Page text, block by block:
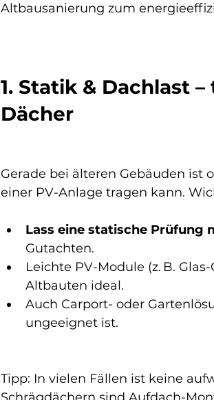
Altbausanierung zum
1. Statik & Dachlast
Dächer
Gerade bei älteren Gebäuden ist
einer PV-Anlage tragen kann.
Lass eine statische Prüfung
Gutachten.
Leichte PV-Module (z. B.
Altbauten ideal.
Auch Carport- oder
ungeeignet ist.
Tipp: In vielen Fällen ist keine